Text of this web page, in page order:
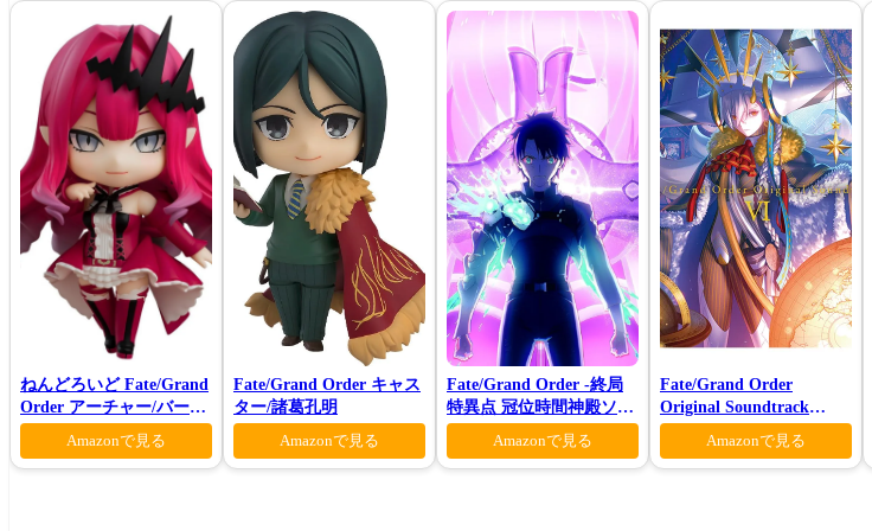
ねんどろいど Fate/Grand
Order アーチャー/バーヴ
ァン シー
Amazonで見る
Fate/Grand Order キャス
ター/諸葛孔明
Amazonで見る
Fate/Grand Order -終局
特異点 冠位時間神殿ソロ
モン-(完全生産限定版)
Amazonで見る
Fate/Grand Order
Original Soundtrack
VI(初回仕様限定盤)
Amazonで見る